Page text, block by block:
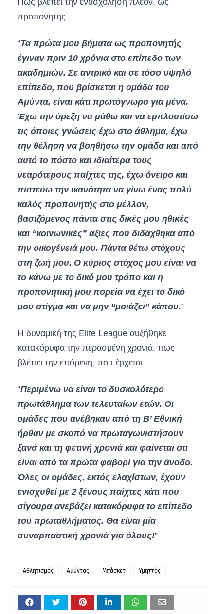
προπονητής
“Τα πρώτα μου βήματα ως προπονητής
έγιναν πριν 10 χρόνια στο επίπεδο των
ακαδημιών. Σε αντρικό και σε τόσο υψηλό
επίπεδο, που βρίσκεται η ομάδα του
Αμύντα, είναι κάτι πρωτόγνωρο για μένα.
Έχω την όρεξη να μάθω και να εμπλουτίσω
τις όποιες γνώσεις έχω στο άθλημα, έχω
την θέληση να βοηθήσω την ομάδα και από
αυτό το πόστο και ιδιαίτερα τους
νεαρότερους παίχτες της, έχω όνειρο και
πιστεύω την ικανότητα να γίνω ένας πολύ
καλός προπονητής στο μέλλον,
βασιζόμενος πάντα στις δικές μου ηθικές
και “κοινωνικές” αξίες που διδάχθηκα από
την οικογένειά μου. Πάντα θέτω στόχους
στη ζωή μου. Ο κύριος στόχος μου είναι να
το κάνω με το δικό μου τρόπο και η
προπονητική μου πορεία να έχει το δικό
μου στίγμα και να μην “μοιάζει” κάπου.”
Η δυναμική της Elite League αυξήθηκε
κατακόρυφα την περασμένη χρονιά, πως
βλέπει την επόμενη, που έρχεται
“Περιμένω να είναι το δυσκολότερο
πρωτάθλημα των τελευταίων ετών. Οι
ομάδες που ανέβηκαν από τη Β’ Εθνική
ήρθαν με σκοπό να πρωταγωνιστήσουν
ξανά και τη φετινή χρονιά και φαίνεται οτι
είναι από τα πρώτα φαβορί για την άνοδο.
Όλες οι ομάδες, εκτός ελαχίστων, έχουν
ενισχυθεί με 2 ξένους παίχτες κάτι που
σίγουρα ανεβάζει κατακόρυφα το επίπεδο
του πρωταθλήματος. Θα είναι μία
συναρπαστική χρονιά για όλους!”
Αθλητισμός Αμύντας Μπάσκετ Υμηττός